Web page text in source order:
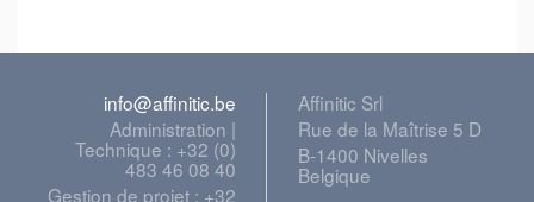
info@affinitic.be
Administration |
Technique : +32 (0)
483 46 08 40
Gestion de projet : +32
Affinitic Srl
Rue de la Maîtrise 5 D
B-1400 Nivelles
Belgique